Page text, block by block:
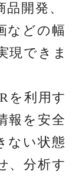
開発、
などの幅
現できま
を利用す
報を安全
ない状態
、分析す